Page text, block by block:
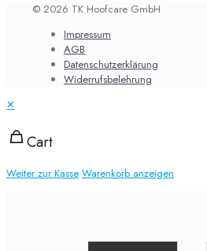
© 2026 TK Hoofcare GmbH
Impressum
AGB
Datenschutzerklärung
Widerrufsbelehrung
✕
Cart
Weiter zur Kasse Warenkorb anzeigen